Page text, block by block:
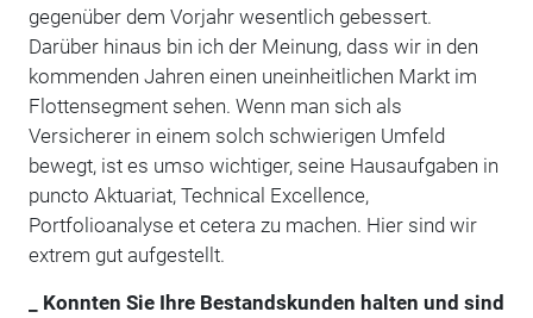
gegenüber dem Vorjahr wesentlich gebessert.
Darüber hinaus bin ich der Meinung, dass wir in den
kommenden Jahren einen uneinheitlichen Markt im
Flottensegment sehen. Wenn man sich als
Versicherer in einem solch schwierigen Umfeld
bewegt, ist es umso wichtiger, seine Hausaufgaben in
puncto Aktuariat, Technical Excellence,
Portfolioanalyse et cetera zu machen. Hier sind wir
extrem gut aufgestellt.
_ Konnten Sie Ihre Bestandskunden halten und sind